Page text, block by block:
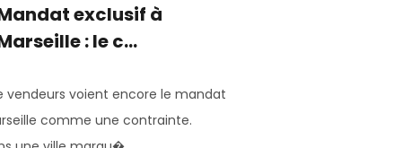
exclusif à
: le c...
vendeurs voient encore le mandat
comme une contrainte.